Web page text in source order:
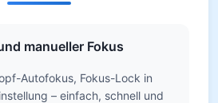
manueller Fokus
Autofokus, Fokus-Lock in
– einfach, schnell und